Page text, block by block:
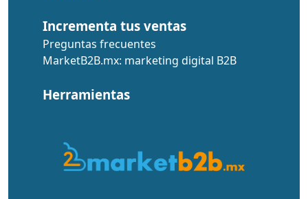
Incrementa tus ventas
Preguntas frecuentes
MarketB2B.mx: marketing digital B2B
Herramientas